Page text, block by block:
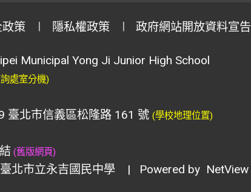
策 隱私權政策 政府網站開放資料宣告
Municipal Yong Ji Junior High School
處室分機)
臺北市信義區松隆路 161 號 (學校地理位置)
(舊版網頁)
臺北市立永吉國民中學 | Powered by NetView